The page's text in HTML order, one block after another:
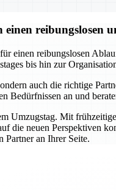
einen reibungslosen
einen reibungslosen
bis hin zur
auch die richtige
Bedürfnissen an und
Umzugstag. Mit
die neuen Perspektiven
Partner an Ihrer Seite.